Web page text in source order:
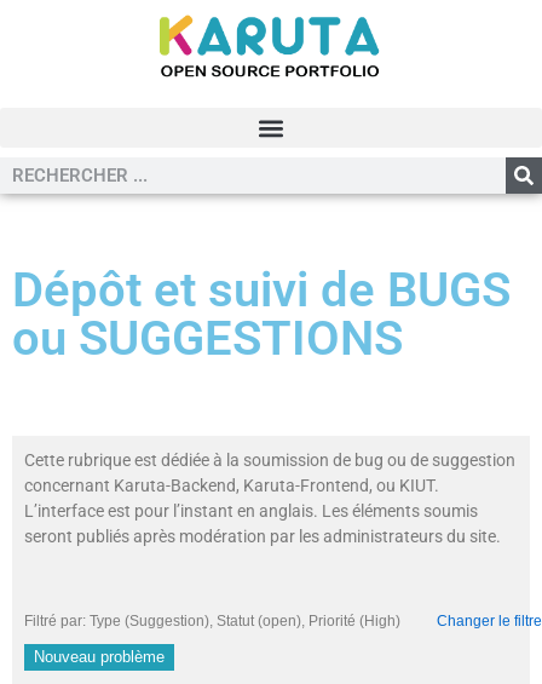
Dépôt et suivi de BUGS
ou SUGGESTIONS
Cette rubrique est dédiée à la soumission de bug ou de suggestion
concernant Karuta-Backend, Karuta-Frontend, ou KIUT.
L’interface est pour l’instant en anglais. Les éléments soumis
seront publiés après modération par les administrateurs du site.
Filtré par: Type (Suggestion), Statut (open), Priorité (High) Changer le filtre
Nouveau problème